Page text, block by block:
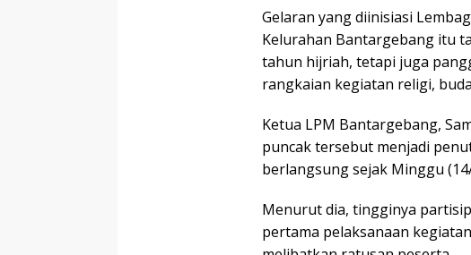
Gelaran yang diinisiasi
Kelurahan Bantargebang itu
tahun hijriah, tetapi juga
rangkaian kegiatan religi,
Ketua LPM Bantargebang,
puncak tersebut menjadi
berlangsung sejak Minggu
Menurut dia, tingginya
pertama pelaksanaan